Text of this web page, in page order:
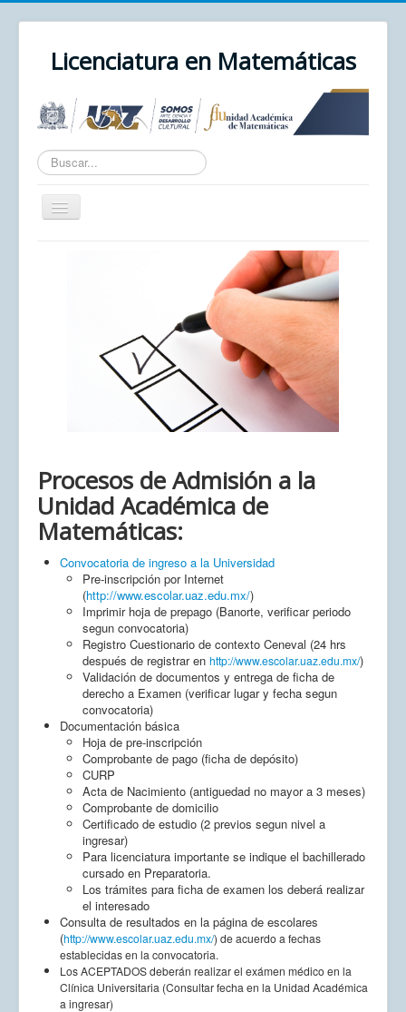
Licenciatura en Matemáticas
Texto
a
buscar...
Cambiar
navegación
Procesos de Admisión a la
Unidad Académica de
Matemáticas:
Convocatoria de ingreso a la Universidad
Pre-inscripción por Internet
(http://www.escolar.uaz.edu.mx/)
Imprimir hoja de prepago (Banorte, verificar periodo
segun convocatoria)
Registro Cuestionario de contexto Ceneval (24 hrs
después de registrar en http://www.escolar.uaz.edu.mx/)
Validación de documentos y entrega de ficha de
derecho a Examen (verificar lugar y fecha segun
convocatoria)
Documentación básica
Hoja de pre-inscripción
Comprobante de pago (ficha de depósito)
CURP
Acta de Nacimiento (antiguedad no mayor a 3 meses)
Comprobante de domicilio
Certificado de estudio (2 previos segun nivel a
ingresar)
Para licenciatura importante se indique el bachillerado
cursado en Preparatoria.
Los trámites para ficha de examen los deberá realizar
el interesado
Consulta de resultados en la página de escolares
(http://www.escolar.uaz.edu.mx/) de acuerdo a fechas
establecidas en la convocatoria.
Los ACEPTADOS deberán realizar el exámen médico en la
Clínica Universitaria (Consultar fecha en la Unidad Académica
a ingresar)